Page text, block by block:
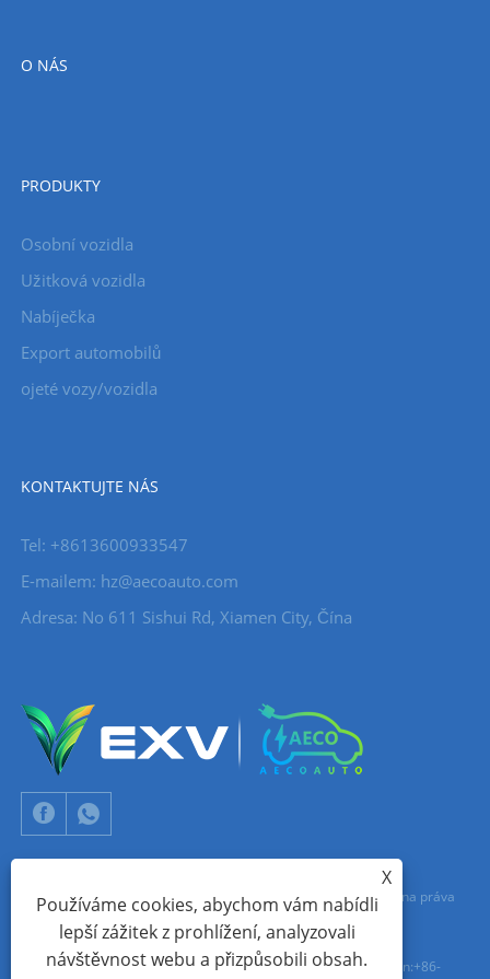
O NÁS
PRODUKTY
Osobní vozidla
Užitková vozidla
Nabíječka
Export automobilů
ojeté vozy/vozidla
KONTAKTUJTE NÁS
Tel: +8613600933547
E-mailem: hz@aecoauto.com
Adresa: No 611 Sishui Rd, Xiamen City, Čína
Copyright © 2024 Xiamen Aecoauto Technology Co., Ltd. Všechna práva
vyhrazena.
TECHNICKÁ PODPORA WEBOVÝCH STRÁNEK:SÍŤ TIANYUjack Lin:+86-
X
Používáme cookies, abychom vám nabídli
lepší zážitek z prohlížení, analyzovali
návštěvnost webu a přizpůsobili obsah.